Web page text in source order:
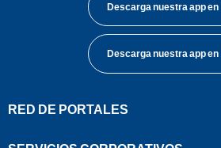
Descarga nuestra app en
Descarga nuestra app en
RED DE PORTALES